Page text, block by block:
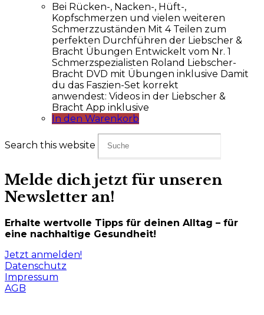
Bei Rücken-, Nacken-, Hüft-,
Kopfschmerzen und vielen weiteren
Schmerzzuständen Mit 4 Teilen zum
perfekten Durchführen der Liebscher &
Bracht Übungen Entwickelt vom Nr. 1
Schmerzspezialisten Roland Liebscher-
Bracht DVD mit Übungen inklusive Damit
du das Faszien-Set korrekt
anwendest: Videos in der Liebscher &
Bracht App inklusive
In den Warenkorb
Search this website
Melde dich jetzt für unseren
Newsletter an!
Erhalte wertvolle Tipps für deinen Alltag – für
eine nachhaltige Gesundheit!
Jetzt anmelden!
Datenschutz
Impressum
AGB